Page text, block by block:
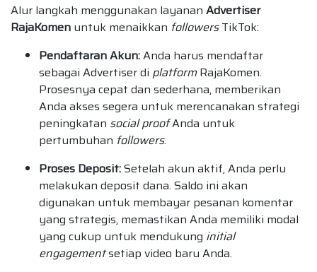
Alur langkah menggunakan layanan Advertiser
RajaKomen untuk menaikkan followersTikTok:
Pendaftaran Akun:Anda harus mendaftar
sebagai Advertiser di platformRajaKomen.
Prosesnya cepat dan sederhana, memberikan
Anda akses segera untuk merencanakan strategi
peningkatan social proofAnda untuk
pertumbuhan followers.
Proses Deposit:Setelah akun aktif, Anda perlu
melakukan deposit dana. Saldo ini akan
digunakan untuk membayar pesanan komentar
yang strategis, memastikan Anda memiliki modal
yang cukup untuk mendukung initial
engagementsetiap video baru Anda.